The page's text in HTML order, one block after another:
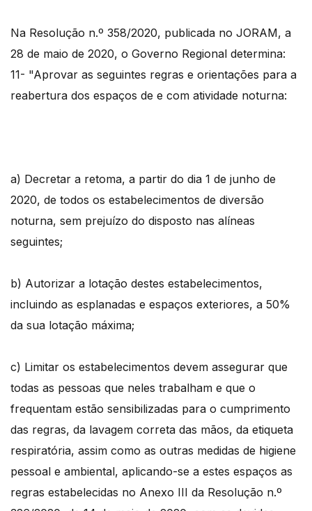
Na Resolução n.º 358/2020, publicada no JORAM, a
28 de maio de 2020, o Governo Regional determina:
11- "Aprovar as seguintes regras e orientações para a
reabertura dos espaços de e com atividade noturna:
a) Decretar a retoma, a partir do dia 1 de junho de
2020, de todos os estabelecimentos de diversão
noturna, sem prejuízo do disposto nas alíneas
seguintes;
b) Autorizar a lotação destes estabelecimentos,
incluindo as esplanadas e espaços exteriores, a 50%
da sua lotação máxima;
c) Limitar os estabelecimentos devem assegurar que
todas as pessoas que neles trabalham e que o
frequentam estão sensibilizadas para o cumprimento
das regras, da lavagem correta das mãos, da etiqueta
respiratória, assim como as outras medidas de higiene
pessoal e ambiental, aplicando-se a estes espaços as
regras estabelecidas no Anexo III da Resolução n.º